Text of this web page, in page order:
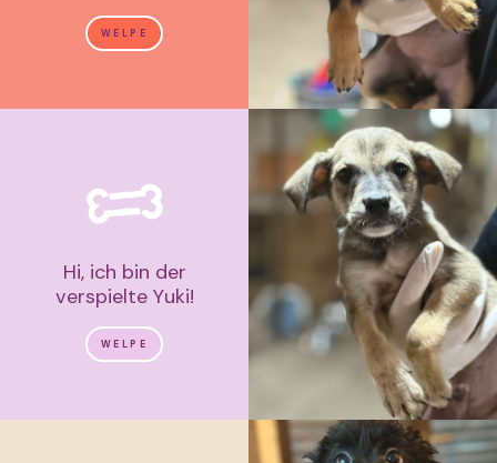
WELPE
Hi, ich bin der
verspielte Yuki!
WELPE